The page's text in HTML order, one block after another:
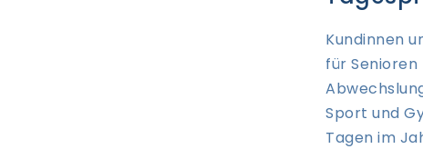
Kundinnen
für
Sport und
Tagen im